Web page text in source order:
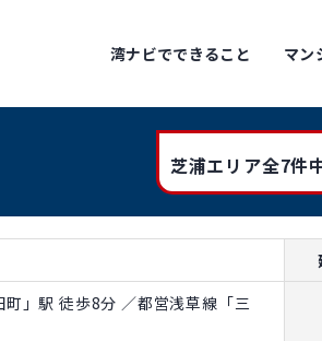
湾ナビでできること マン
芝浦エリア全7件
」駅 徒歩8分 ／都営浅草線「三
85B
3LDK
75A
75.04m²
69.80m²
75.04m²